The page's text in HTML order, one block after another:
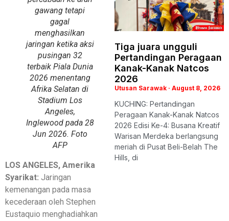
gawang tetapi
gagal
menghasilkan
jaringan ketika aksi
pusingan 32
terbaik Piala Dunia
2026 menentang
Afrika Selatan di
Stadium Los
Angeles,
Inglewood pada 28
Jun 2026. Foto
AFP
LOS ANGELES, Amerika
Syarikat: Jaringan
kemenangan pada masa
kecederaan oleh Stephen
Eustaquio menghadiahkan
Tiga juara ungguli
Pertandingan Peragaan
Kanak-Kanak Natcos
2026
Utusan Sarawak August 8, 2026
KUCHING: Pertandingan
Peragaan Kanak-Kanak Natcos
2026 Edisi Ke-4: Busana Kreatif
Warisan Merdeka berlangsung
meriah di Pusat Beli-Belah The
Hills, di